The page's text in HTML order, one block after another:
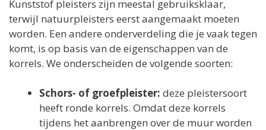
Kunststof pleisters zijn meestal gebruiksklaar,
terwijl natuurpleisters eerst aangemaakt moeten
worden. Een andere onderverdeling die je vaak tegen
komt, is op basis van de eigenschappen van de
korrels. We onderscheiden de volgende soorten:
Schors- of groefpleister: deze pleistersoort
heeft ronde korrels. Omdat deze korrels
tijdens het aanbrengen over de muur worden